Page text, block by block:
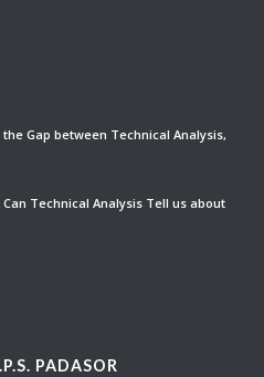
Gap between Technical Analysis,
Technical Analysis Tell us about
PADASOR